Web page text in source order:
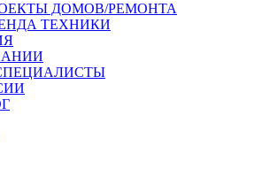
ДОМОВ/РЕМОНТА
ТЕХНИКИ